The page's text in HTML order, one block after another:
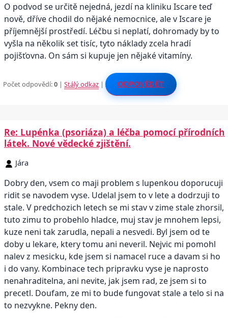
O podvod se určitě nejedná, jezdí na kliniku Iscare teď
nově, dříve chodil do nějaké nemocnice, ale v Iscare je
příjemnější prostředí. Léčbu si neplatí, dohromady by to
vyšla na několik set tisíc, tyto náklady zcela hradí
pojišťovna. On sám si kupuje jen nějaké vitamíny.
Počet odpovědí:0 |Stálý odkaz | ODPOVĚDĚT
Re: Lupénka (psoriáza) a léčba pomocí přírodních
látek. Nové vědecké zjištění.
Jára
Dobry den, vsem co maji problem s lupenkou doporucuji
ridit se navodem vyse. Udelal jsem to v lete a dodrzuji to
stale. V predchozich letech se mi stav v zime stale zhorsil,
tuto zimu to probehlo hladce, muj stav je mnohem lepsi,
kuze neni tak zarudla, nepali a nesvedi. Byl jsem od te
doby u lekare, ktery tomu ani neveril. Nejvic mi pomohl
nalev z mesicku, kde jsem si namacel ruce a davam si ho
i do vany. Kombinace tech pripravku vyse je naprosto
nenahraditelna, ani nevite, jak jsem rad, ze jsem si to
precetl. Doufam, ze mi to bude fungovat stale a telo si na
to nezvykne. Pekny den.